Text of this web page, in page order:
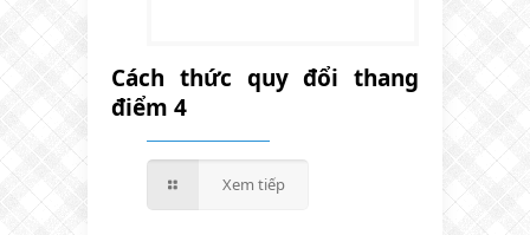
Cách thức quy đổi thang
điểm 4
Xem tiếp